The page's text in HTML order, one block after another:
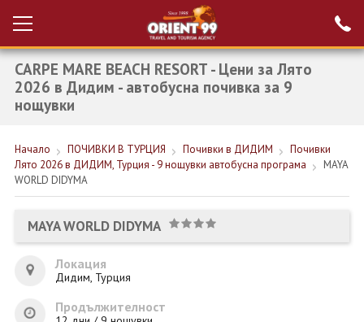
Вход за агенти
Проверка на
резервация
РАННИ ЗАПИСВАНИЯ ТУРЦИЯ
НОВА ГОДИНА ТУРЦИЯ
НОВА ГОДИНА
ЕКЗОТИКА
ЕКСКУРЗИИ
CARPE MARE BEACH RESORT - Цени за Лято
2026 в Дидим - автобусна почивка за 9
нощувки
Начало ПОЧИВКИ В ТУРЦИЯ Почивки в ДИДИМ
Почивки
Лято 2026 в ДИДИМ, Турция - 9 нощувки автобусна програма
MAYA
WORLD DIDYMA
MAYA WORLD DIDYMA
Локация
Дидим, Турция
Продължителност